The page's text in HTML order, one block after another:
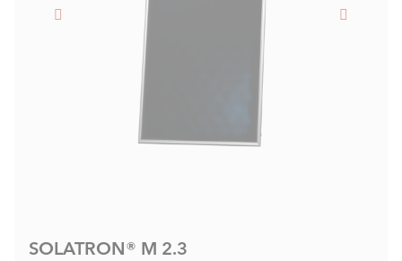
SOLATRON® M 2.3